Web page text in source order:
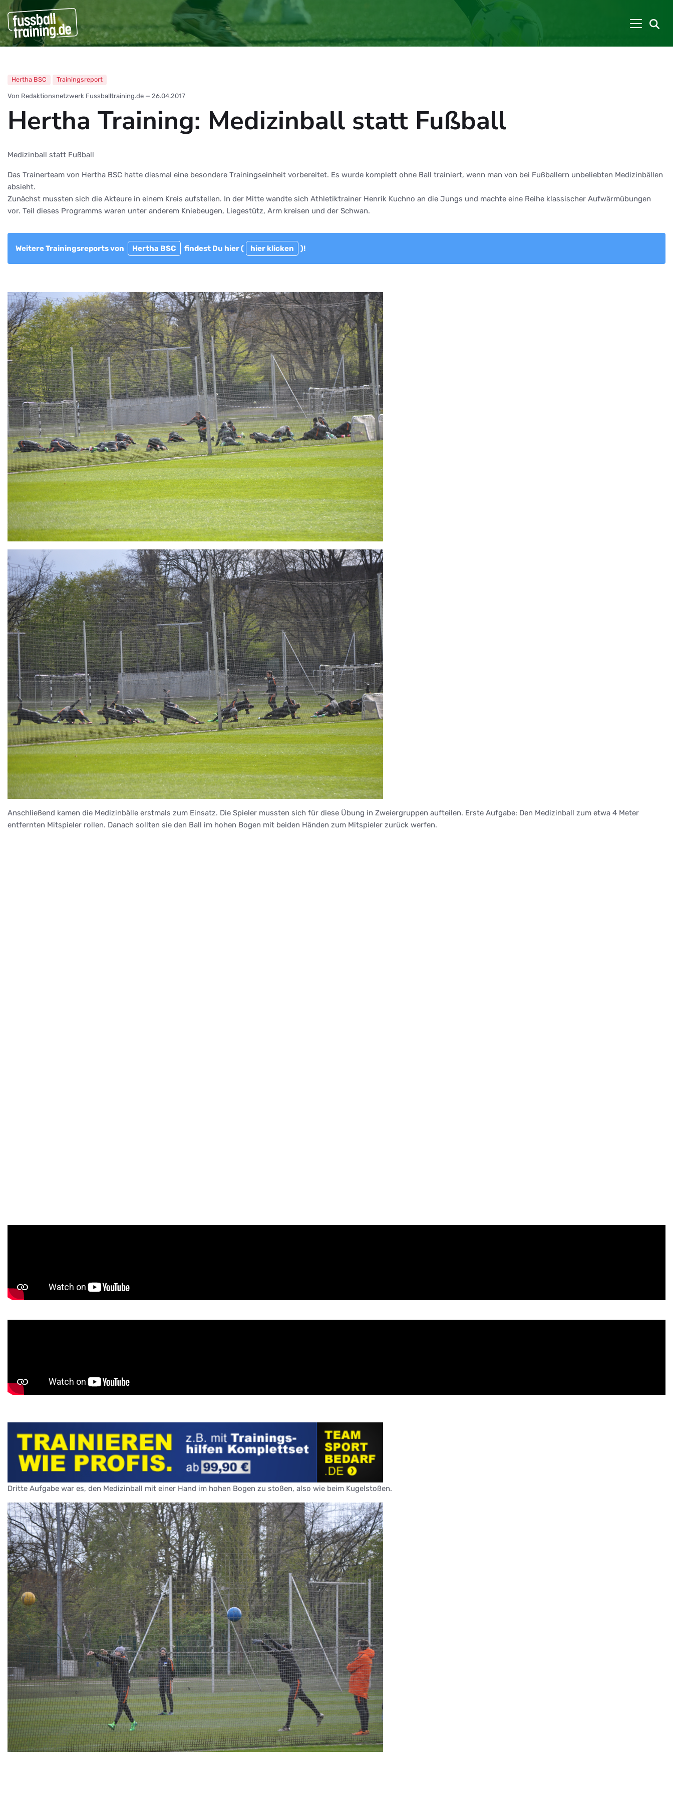
Hertha BSC Trainingsreport
Von Redaktionsnetzwerk Fussballtraining.de — 26.04.2017
Hertha Training: Medizinball statt Fußball
Medizinball statt Fußball
Das Trainerteam von Hertha BSC hatte diesmal eine besondere Trainingseinheit vorbereitet. Es wurde komplett ohne Ball trainiert, wenn man von bei Fußballern unbeliebten Medizinbällen
absieht.
Zunächst mussten sich die Akteure in einem Kreis aufstellen. In der Mitte wandte sich Athletiktrainer Henrik Kuchno an die Jungs und machte eine Reihe klassischer Aufwärmübungen
vor. Teil dieses Programms waren unter anderem Kniebeugen, Liegestütz, Arm kreisen und der Schwan.
Weitere Trainingsreports von Hertha BSC findest Du hier ( hier klicken )!
Anschließend kamen die Medizinbälle erstmals zum Einsatz. Die Spieler mussten sich für diese Übung in Zweiergruppen aufteilen. Erste Aufgabe: Den Medizinball zum etwa 4 Meter
entfernten Mitspieler rollen. Danach sollten sie den Ball im hohen Bogen mit beiden Händen zum Mitspieler zurück werfen.
Dritte Aufgabe war es, den Medizinball mit einer Hand im hohen Bogen zu stoßen, also wie beim Kugelstoßen.